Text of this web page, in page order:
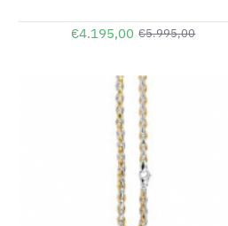
€4.195,00 €5.995,00